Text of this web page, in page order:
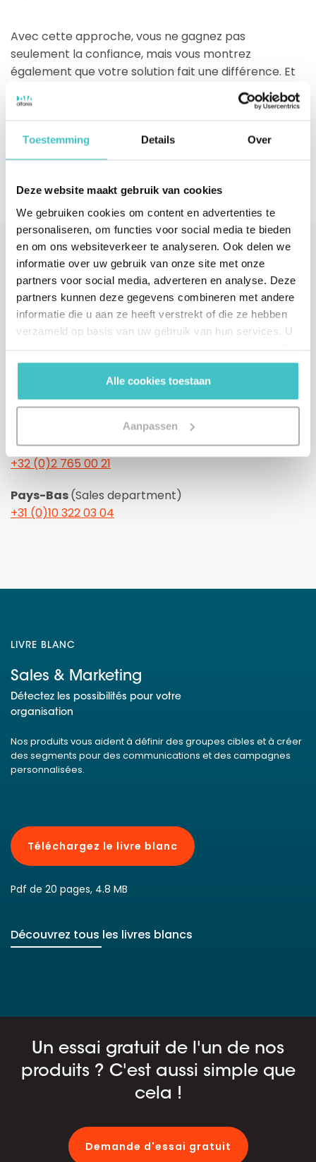
Toestemming Details Over
Deze website maakt gebruik van cookies
We gebruiken cookies om content en advertenties te
personaliseren, om functies voor social media te bieden
en om ons websiteverkeer te analyseren. Ook delen we
informatie over uw gebruik van onze site met onze
partners voor social media, adverteren en analyse. Deze
partners kunnen deze gegevens combineren met andere
informatie die u aan ze heeft verstrekt of die ze hebben
verzameld op basis van uw gebruik van hun services. U
gebruiken.
Alle cookies toestaan
Aanpassen
Avec cette approche, vous ne gagnez pas
seulement la confiance, mais vous montrez
également que votre solution fait une différence. Et
Partager sur les réseaux sociaux
Cet outil vous intéresse ?
Indiquez vos coordonnées ou appelez-nous.
Nous vous contacterons dans un délai d'un jour
Belgique(Sales department)
+32 (0)2 765 00 21
Pays-Bas(Sales department)
+31 (0)10 322 03 04
LIVRE BLANC
Sales & Marketing
Détectez les possibilités pour votre
organisation
Nos produits vous aident à définir des groupes cibles et à créer
des segments pour des communications et des campagnes
personnalisées.
Téléchargez le livre blanc
Pdf de 20 pages, 4.8 MB
Découvrez tous les livres blancs
Un essai gratuit de l'un de nos
produits ? C'est aussi simple que
cela !
Demande d'essai gratuit